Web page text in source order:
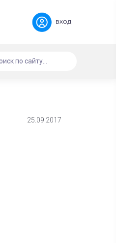
вход
25.09.2017